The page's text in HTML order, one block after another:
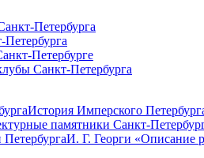
Петербурга
Петербурге
Санкт-Петербурга
История Имперского
памятники Санкт-
И. Г. Георги «Описание